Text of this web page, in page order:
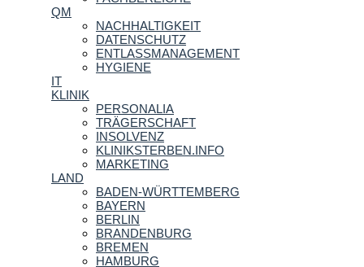
QM
NACHHALTIGKEIT
DATENSCHUTZ
ENTLASSMANAGEMENT
HYGIENE
IT
KLINIK
PERSONALIA
TRÄGERSCHAFT
INSOLVENZ
KLINIKSTERBEN.INFO
MARKETING
LAND
BADEN-WÜRTTEMBERG
BAYERN
BERLIN
BRANDENBURG
BREMEN
HAMBURG